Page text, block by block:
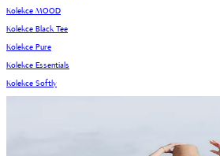
Kolekce MOOD
Kolekce Black Tee
Kolekce Pure
Kolekce Essentials
Kolekce Softly